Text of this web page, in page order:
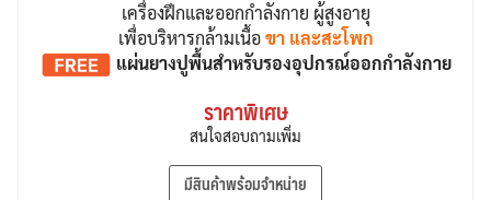
เครื่องฝึกและออกกำลังกาย ผู้สูงอายุ
เพื่อบริหารกล้ามเนื้อขา และสะโพก
แผ่นยางปูพื้นสำหรับรองอุปกรณ์ออกกำลังกาย
ราคาพิเศษ
สนใจสอบถามเพิ่ม
มีสินค้าพร้อมจำหน่าย